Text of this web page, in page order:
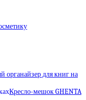
органайзер для книг на
Кресло-мешок GHENTA